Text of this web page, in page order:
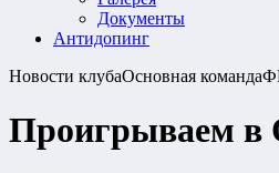
Документы
Антидопинг
Новости клубаОсновная команда
Проигрываем в